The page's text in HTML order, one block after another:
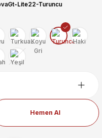
Lite22-Turuncu
Hemen Al